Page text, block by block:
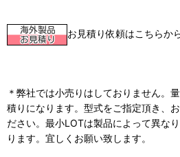
お見積り依頼はこちらか
＊弊社では小売りはしておりません。
積りになります。型式をご指定頂き、
ださい。最小LOTは製品によって異な
ります。宜しくお願い致します。